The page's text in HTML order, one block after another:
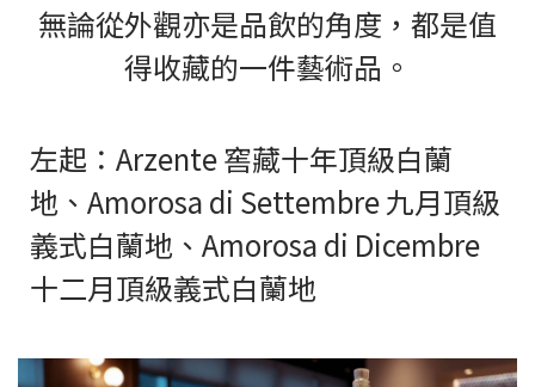
無論從外觀亦是品飲的角度，都是值
得收藏的一件藝術品。
左起：Arzente 窖藏十年頂級白蘭
地、Amorosa di Settembre 九月頂級
義式白蘭地、Amorosa di Dicembre
十二月頂級義式白蘭地